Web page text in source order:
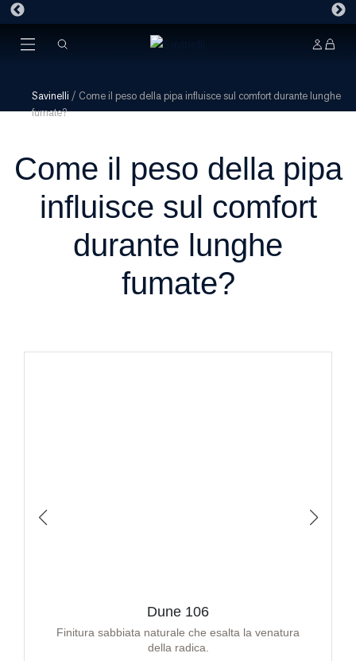
Savinelli / Come il peso della pipa influisce sul comfort durante lunghe
fumate?
Come il peso della pipa
influisce sul comfort
durante lunghe
fumate?
Dune 106
Finitura sabbiata naturale che esalta la venatura
della radica.